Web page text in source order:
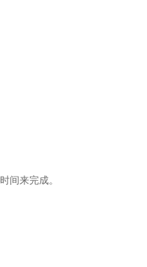
间来完成。